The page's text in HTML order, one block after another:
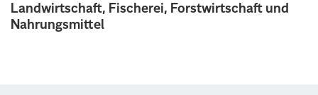
Landwirtschaft, Fischerei, Forstwirtschaft und
Nahrungsmittel